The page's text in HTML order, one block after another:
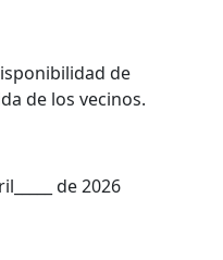
de
de los vecinos.
de 2026